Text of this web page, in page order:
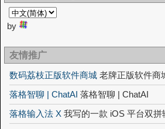
by
友情推广
数码荔枝正版软件商城 老牌正版软件商
落格智聊 | ChatAI 落格智聊 | ChatAI
落格输入法 X 我写的一款 iOS 平台双拼